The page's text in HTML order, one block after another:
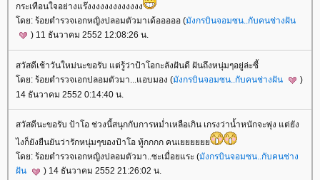
กระเทือนใจอย่างแร๊งงงงงงงงงงงงง
ดย: ร้อยตำรวจเอกหญิงปลอมตัวมาเด้อออออ (มังกรบินจอมซน..กับคนช่างฝัน
) 11 ธันวาคม 2552 12:08:26 น.
สวัสดีเช้าวันใหม่นะขอรับ แต่รู้ว่าป้าโอกะลังฝันดี ฝันถึงหนุ่มๆอยู่ล่ะซี้
ดย: ร้อยตำรวจเอกปลอมตัวมา...แอบมอง (มังกรบินจอมซน..กับคนช่างฝัน
)
14 ธันวาคม 2552 0:14:40 น.
สวัสดีนะขอรับ ป้าโอ ช่วงนี้สนุกกับการหม่ำเหลือเกิน เกรงว่าน้ำหนักจะพุ่ง แต่ยัง
ไงก็ยังยืนยันว่ารักหนุ่มๆของป้าโอ ทู้กกกก คนเ
ดย: ร้อยตำรวจเอกหญิงปลอมตัวมา..ซะเมื่อยแระ (มังกรบินจอมซน..กับคนช่าง
ฝัน
) 14 ธันวาคม 2552 21:26:02 น.